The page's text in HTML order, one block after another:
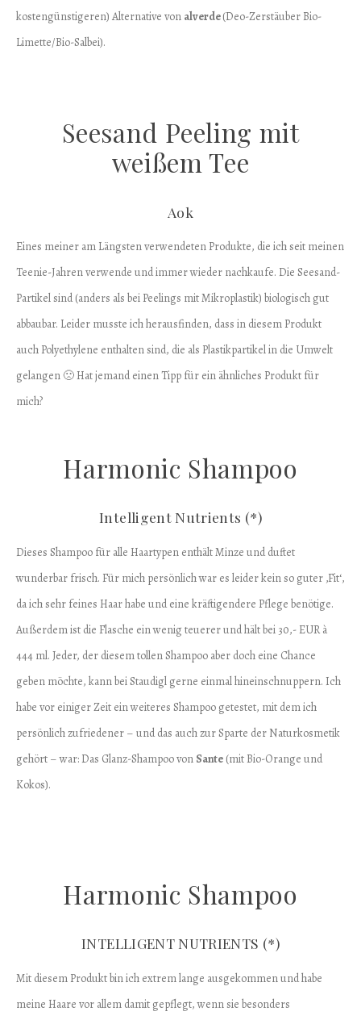
kostengünstigeren) Alternative von alverde(Deo-Zerstäuber Bio-
Limette/Bio-Salbei).
Seesand Peeling mit
weißem Tee
Aok
Eines meiner am Längsten verwendeten Produkte, die ich seit meinen
Teenie-Jahren verwende und immer wieder nachkaufe. Die Seesand-
Partikel sind (anders als bei Peelings mit Mikroplastik) biologisch gut
abbaubar. Leider musste ich herausfinden, dass in diesem Produkt
auch Polyethylene enthalten sind, die als Plastikpartikel in die Umwelt
gelangen 🙁 Hat jemand einen Tipp für ein ähnliches Produkt für
mich?
Harmonic Shampoo
Intelligent Nutrients (*)
Dieses Shampoo für alle Haartypen enthält Minze und duftet
wunderbar frisch. Für mich persönlich war es leider kein so guter ‚Fit‘,
da ich sehr feines Haar habe und eine kräftigendere Pflege benötige.
Außerdem ist die Flasche ein wenig teuerer und hält bei 30,- EUR à
444 ml. Jeder, der diesem tollen Shampoo aber doch eine Chance
geben möchte, kann bei Staudigl gerne einmal hineinschnuppern. Ich
habe vor einiger Zeit ein weiteres Shampoo getestet, mit dem ich
persönlich zufriedener – und das auch zur Sparte der Naturkosmetik
gehört – war: Das Glanz-Shampoo von Sante (mit Bio-Orange und
Kokos).
Harmonic Shampoo
INTELLIGENT NUTRIENTS (*)
Mit diesem Produkt bin ich extrem lange ausgekommen und habe
meine Haare vor allem damit gepflegt, wenn sie besonders